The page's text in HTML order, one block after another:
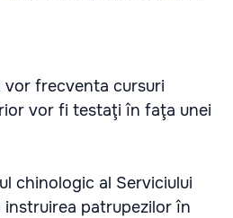
vor frecventa cursuri
vor fi testaţi în faţa unei
chinologic al Serviciului
patrupezilor în